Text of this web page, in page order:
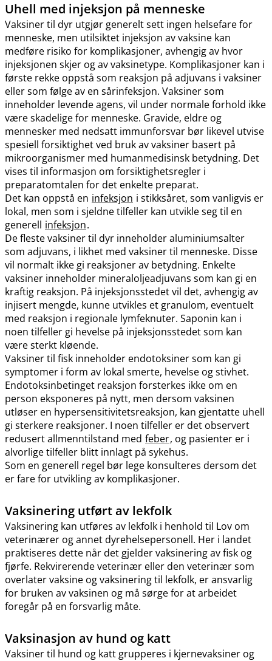
Uhell med injeksjon på menneske
Vaksiner til dyr utgjør generelt sett ingen helsefare for
menneske, men utilsiktet injeksjon av vaksine kan
medføre risiko for komplikasjoner, avhengig av hvor
injeksjonen skjer og av vaksinetype. Komplikasjoner kan i
første rekke oppstå som reaksjon på adjuvans i vaksiner
eller som følge av en sårinfeksjon. Vaksiner som
inneholder levende agens, vil under normale forhold ikke
være skadelige for menneske. Gravide, eldre og
mennesker med nedsatt immunforsvar bør likevel utvise
spesiell forsiktighet ved bruk av vaksiner basert på
mikroorganismer med humanmedisinsk betydning. Det
vises til informasjon om forsiktighetsregler i
preparatomtalen for det enkelte preparat.
Det kan oppstå en infeksjon i stikksåret, som vanligvis er
lokal, men som i sjeldne tilfeller kan utvikle seg til en
generell infeksjon.
De fleste vaksiner til dyr inneholder aluminiumsalter
som adjuvans, i likhet med vaksiner til menneske. Disse
vil normalt ikke gi reaksjoner av betydning. Enkelte
vaksiner inneholder mineraloljeadjuvans som kan gi en
kraftig reaksjon. På injeksjonsstedet vil det, avhengig av
injisert mengde, kunne utvikles et granulom, eventuelt
med reaksjon i regionale lymfeknuter. Saponin kan i
noen tilfeller gi hevelse på injeksjonsstedet som kan
være sterkt kløende.
Vaksiner til fisk inneholder endotoksiner som kan gi
symptomer i form av lokal smerte, hevelse og stivhet.
Endotoksinbetinget reaksjon forsterkes ikke om en
person eksponeres på nytt, men dersom vaksinen
utløser en hypersensitivitetsreaksjon, kan gjentatte uhell
gi sterkere reaksjoner. I noen tilfeller er det observert
redusert allmenntilstand med feber, og pasienter er i
alvorlige tilfeller blitt innlagt på sykehus.
Som en generell regel bør lege konsulteres dersom det
er fare for utvikling av komplikasjoner.
Vaksinering utført av lekfolk
Vaksinering kan utføres av lekfolk i henhold til Lov om
veterinærer og annet dyrehelsepersonell. Her i landet
praktiseres dette når det gjelder vaksinering av fisk og
fjørfe. Rekvirerende veterinær eller den veterinær som
overlater vaksine og vaksinering til lekfolk, er ansvarlig
for bruken av vaksinen og må sørge for at arbeidet
foregår på en forsvarlig måte.
Vaksinasjon av hund og katt
Vaksiner til hund og katt grupperes i kjernevaksiner og